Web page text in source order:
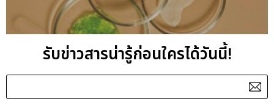
รับข่าวสารน่ารู้ก่อนใครได้วันนี้!